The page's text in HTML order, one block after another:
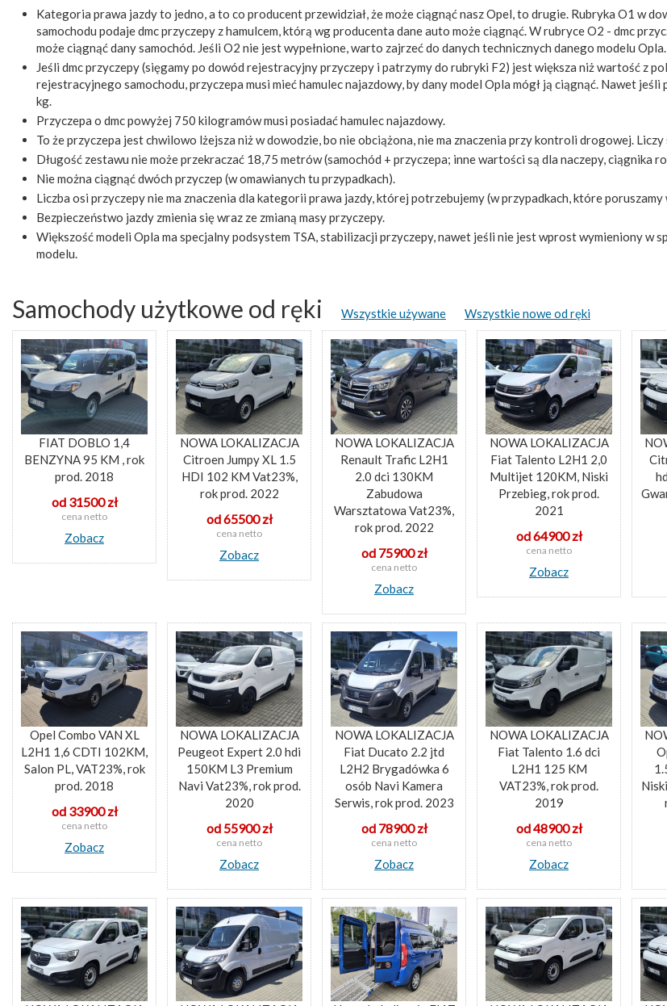
Kategoria prawa jazdy to jedno, a to co producent przewidział, że może ciągnąć nasz Opel, to drugie. Rubryka O1 w
samochodu podaje dmc przyczepy z hamulcem, którą wg producenta dane auto może ciągnąć. W rubryce O2 - dmc
może ciągnąć dany samochód. Jeśli O2 nie jest wypełnione, warto zajrzeć do danych technicznych danego modelu Opla.
Jeśli dmc przyczepy (sięgamy po dowód rejestracyjny przyczepy i patrzymy do rubryki F2) jest większa niż wartość z
rejestracyjnego samochodu, przyczepa musi mieć hamulec najazdowy, by dany model Opla mógł ją ciągnąć. Nawet jeśli
kg.
Przyczepa o dmc powyżej 750 kilogramów musi posiadać hamulec najazdowy.
To że przyczepa jest chwilowo lżejsza niż w dowodzie, bo nie obciążona, nie ma znaczenia przy kontroli drogowej. Liczy
Długość zestawu nie może przekraczać 18,75 metrów (samochód + przyczepa; inne wartości są dla naczepy, ciągnika
Nie można ciągnąć dwóch przyczep (w omawianych tu przypadkach).
Liczba osi przyczepy nie ma znaczenia dla kategorii prawa jazdy, której potrzebujemy (w przypadkach, które
Bezpieczeństwo jazdy zmienia się wraz ze zmianą masy przyczepy.
Większość modeli Opla ma specjalny podsystem TSA, stabilizacji przyczepy, nawet jeśli nie jest wprost wymieniony w
modelu.
Samochody użytkowe od ręki Wszystkie używane Wszystkie nowe od ręki
FIAT DOBLO 1,4
BENZYNA 95 KM , rok
prod. 2018
od 31500 zł
cena netto
Zobacz
NOWA LOKALIZACJA
Citroen Jumpy XL 1.5
HDI 102 KM Vat23%,
rok prod. 2022
od 65500 zł
cena netto
Zobacz
NOWA LOKALIZACJA
Renault Trafic L2H1
2.0 dci 130KM
Zabudowa
Warsztatowa Vat23%,
rok prod. 2022
od 75900 zł
cena netto
Zobacz
NOWA LOKALIZACJA
Fiat Talento L2H1 2,0
Multijet 120KM, Niski
Przebieg, rok prod.
2021
od 64900 zł
cena netto
Zobacz
Opel Combo VAN XL
L2H1 1,6 CDTI 102KM,
Salon PL, VAT23%, rok
prod. 2018
od 33900 zł
cena netto
Zobacz
NOWA LOKALIZACJA
Peugeot Expert 2.0 hdi
150KM L3 Premium
Navi Vat23%, rok prod.
2020
od 55900 zł
cena netto
Zobacz
NOWA LOKALIZACJA
Fiat Ducato 2.2 jtd
L2H2 Brygadówka 6
osób Navi Kamera
Serwis, rok prod. 2023
od 78900 zł
cena netto
Zobacz
NOWA LOKALIZACJA
Fiat Talento 1.6 dci
L2H1 125 KM
VAT23%, rok prod.
2019
od 48900 zł
cena netto
Zobacz